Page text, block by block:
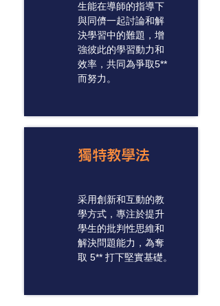
生能在導師的指導下
與同儕一起討論和解
決學習中的難題，增
強彼此的學習動力和
效率，共同為爭取5**
而努力。
獨特教學法
采用創新和互動的教
學方式，專注於提升
學生的批判性思維和
解決問題能力，為奪
取 5** 打下堅實基礎。